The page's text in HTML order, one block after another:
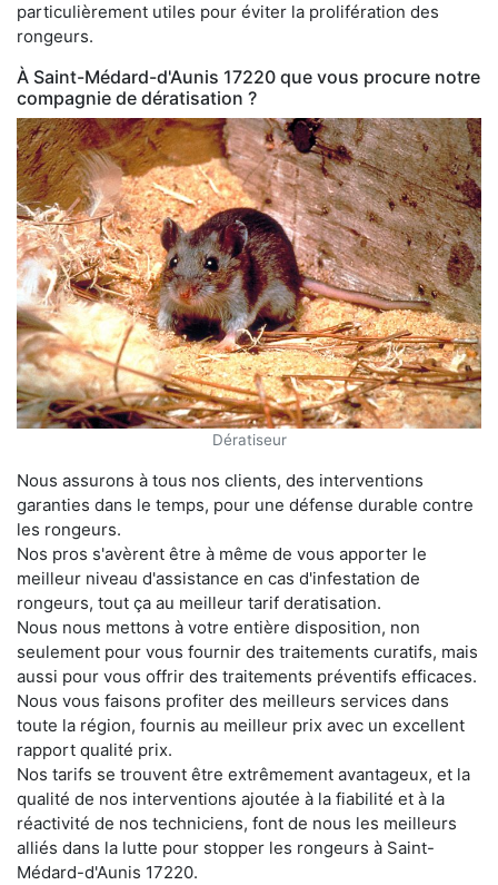
particulièrement utiles pour éviter la prolifération des
rongeurs.
À Saint-Médard-d'Aunis 17220 que vous procure notre
compagnie de dératisation ?
Dératiseur
Nous assurons à tous nos clients, des interventions
garanties dans le temps, pour une défense durable contre
les rongeurs.
Nos pros s'avèrent être à même de vous apporter le
meilleur niveau d'assistance en cas d'infestation de
rongeurs, tout ça au meilleur tarif deratisation.
Nous nous mettons à votre entière disposition, non
seulement pour vous fournir des traitements curatifs, mais
aussi pour vous offrir des traitements préventifs efficaces.
Nous vous faisons profiter des meilleurs services dans
toute la région, fournis au meilleur prix avec un excellent
rapport qualité prix.
Nos tarifs se trouvent être extrêmement avantageux, et la
qualité de nos interventions ajoutée à la fiabilité et à la
réactivité de nos techniciens, font de nous les meilleurs
alliés dans la lutte pour stopper les rongeurs à Saint-
Médard-d'Aunis 17220.